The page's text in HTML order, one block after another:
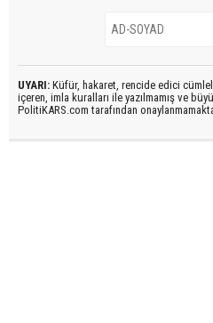
UYARI: Küfür, hakaret, rencide edici
içeren, imla kuralları ile yazılmamış ve
PolitiKARS.com tarafından